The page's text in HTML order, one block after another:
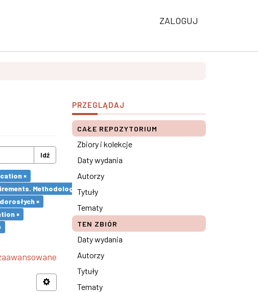
ZALOGUJ
Idź
×
Methodological remarks ×
×
×
PRZEGLĄDAJ
CAŁE REPOZYTORIUM
Zbiory i kolekcje
Daty wydania
Autorzy
Tytuły
Tematy
TEN ZBIÓR
Daty wydania
Autorzy
Tytuły
Tematy